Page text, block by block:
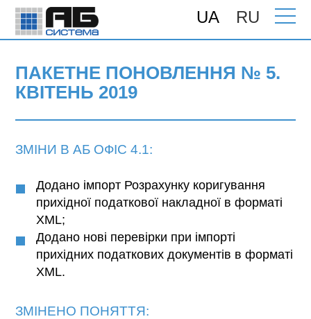
UA RU
Головна>Підтримка>Поновлення>
ПАКЕТНЕ ПОНОВЛЕННЯ № 5.
КВІТЕНЬ 2019
ЗМІНИ В АБ ОФІС 4.1:
Додано імпорт Розрахунку коригування
прихідної податкової накладної в форматі
XML;
Додано нові перевірки при імпорті
прихідних податкових документів в форматі
XML.
ЗМІНЕНО ПОНЯТТЯ: